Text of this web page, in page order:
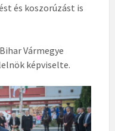
és koszorúzást is
Vármegye
képviselte.